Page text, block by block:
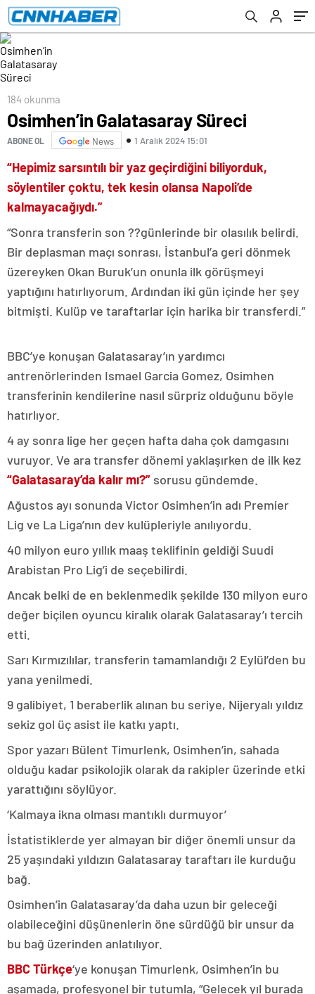
184 okunma
Osimhen’in Galatasaray Süreci
ABONE OL News 1 Aralık 2024 15:01
“Hepimiz sarsıntılı bir yaz geçirdiğini biliyorduk,
söylentiler çoktu, tek kesin olansa Napoli’de
kalmayacağıydı.”
“Sonra transferin son ??günlerinde bir olasılık belirdi.
Bir deplasman maçı sonrası, İstanbul’a geri dönmek
üzereyken Okan Buruk’un onunla ilk görüşmeyi
yaptığını hatırlıyorum. Ardından iki gün içinde her şey
bitmişti. Kulüp ve taraftarlar için harika bir transferdi.”
BBC’ye konuşan Galatasaray’ın yardımcı
antrenörlerinden Ismael Garcia Gomez, Osimhen
transferinin kendilerine nasıl sürpriz olduğunu böyle
hatırlıyor.
4 ay sonra lige her geçen hafta daha çok damgasını
vuruyor. Ve ara transfer dönemi yaklaşırken de ilk kez
“Galatasaray’da kalır mı?” sorusu gündemde.
Ağustos ayı sonunda Victor Osimhen’in adı Premier
Lig ve La Liga’nın dev kulüpleriyle anılıyordu.
40 milyon euro yıllık maaş teklifinin geldiği Suudi
Arabistan Pro Lig’i de seçebilirdi.
Ancak belki de en beklenmedik şekilde 130 milyon euro
değer biçilen oyuncu kiralık olarak Galatasaray’ı tercih
etti.
Sarı Kırmızılılar, transferin tamamlandığı 2 Eylül’den bu
yana yenilmedi.
9 galibiyet, 1 beraberlik alınan bu seriye, Nijeryalı yıldız
sekiz gol üç asist ile katkı yaptı.
Spor yazarı Bülent Timurlenk, Osimhen’in, sahada
olduğu kadar psikolojik olarak da rakipler üzerinde etki
yarattığını söylüyor.
‘Kalmaya ikna olması mantıklı durmuyor’
İstatistiklerde yer almayan bir diğer önemli unsur da
25 yaşındaki yıldızın Galatasaray taraftarı ile kurduğu
bağ.
Osimhen’in Galatasaray’da daha uzun bir geleceği
olabileceğini düşünenlerin öne sürdüğü bir unsur da
bu bağ üzerinden anlatılıyor.
BBC Türkçe‘ye konuşan Timurlenk, Osimhen’in bu
aşamada, profesyonel bir tutumla, “Gelecek yıl burada